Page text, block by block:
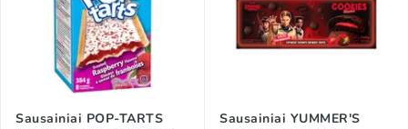
Sausainiai POP-TARTS
Sausainiai YUMMER'S